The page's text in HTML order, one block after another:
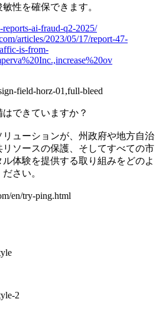
性を確保できます。
ai-fraud-q2-2025/
articles/2023/05/17/report-47-
is-from-
field-horz-01,full-bleed
できていますか？
リューションが、州政府や地方自治
ソースの保護、そしてすべての市
体験を提供する取り組みをどのよ
さい。
en/try-ping.html
2